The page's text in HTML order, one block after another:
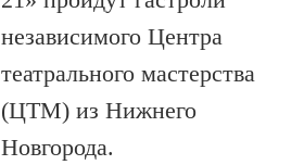
независимого Центра
театрального мастерства
(ЦТМ) из Нижнего
Новгорода.